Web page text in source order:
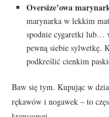
Oversize’owa
marynarka w lekkim
spodnie cygaretki lub…
pewną siebie sylwetkę.
podkreślić cienkim
Baw się tym. Kupując w
rękawów i nogawek – to